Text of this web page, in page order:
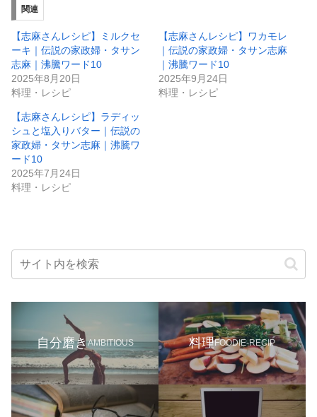
関連
【志麻さんレシピ】ミルクセ
ーキ｜伝説の家政婦・タサン
志麻｜沸騰ワード10
2025年8月20日
料理・レシピ
【志麻さんレシピ】ワカモレ
｜伝説の家政婦・タサン志麻
｜沸騰ワード10
2025年9月24日
料理・レシピ
【志麻さんレシピ】ラディッ
シュと塩入りバター｜伝説の
家政婦・タサン志麻｜沸騰ワ
ード10
2025年7月24日
料理・レシピ
自分磨きAMBITIOUS 料理FOODIE-RECIP